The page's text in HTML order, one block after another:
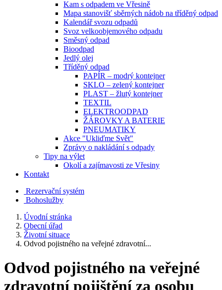
Kam s odpadem ve Vřesině
Mapa stanovišť sběrných nádob na tříděný odpad
Kalendář svozu odpadů
Svoz velkoobjemového odpadu
Směsný odpad
Bioodpad
Jedlý olej
Tříděný odpad
PAPÍR – modrý kontejner
SKLO – zelený kontejner
PLAST – žlutý kontejner
TEXTIL
ELEKTROODPAD
ŽÁROVKY A BATERIE
PNEUMATIKY
Akce "Ukliďme Svět"
Zprávy o nakládání s odpady
Tipy na výlet
Okolí a zajímavosti ze Vřesiny
Kontakt
Rezervační systém
Bohoslužby
Úvodní stránka
Obecní úřad
Životní situace
Odvod pojistného na veřejné zdravotní...
Odvod pojistného na veřejné
zdravotní pojištění za osobu